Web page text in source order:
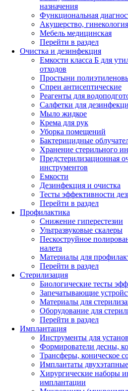
назначения
Функциональная
Акушерство, гинекология
Мебель медицинская
Перейти в раздел
Очистка и дезинфекция
Емкости класса Б для
отходов
Простыни
Спреи антисептические
Реагенты для
Салфетки для
Мыло жидкое
Крема для рук
Уборка помещений
Бактерицидные
Хранение стерильного
Предстерилизационная
инструментов
Емкости
Дезинфекция и очистка
Тесты эффективности
Перейти в раздел
Профилактика
Снижение гиперестезии
Ультразвуковые скалеры
Пескоструйное
налета
Материалы для
Перейти в раздел
Стерилизация
Биологические тесты
Запечатывающие
Материалы для
Оборудование для
Перейти в раздел
Имплантация
Инструменты для
Формирователи десны,
Трансферы, коническое
Имплантаты
Хирургические наборы
имплантации